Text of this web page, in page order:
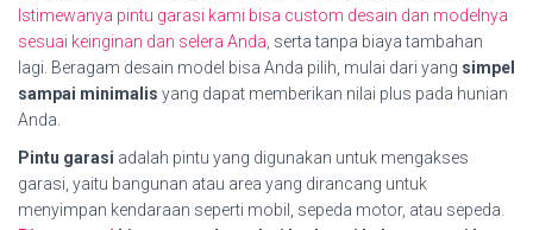
Istimewanya pintu garasi kami bisa custom desain dan modelnya
sesuai keinginan dan selera Anda, serta tanpa biaya tambahan
lagi. Beragam desain model bisa Anda pilih, mulai dari yang simpel
sampai minimalis yang dapat memberikan nilai plus pada hunian
Anda.
Pintu garasi adalah pintu yang digunakan untuk mengakses
garasi, yaitu bangunan atau area yang dirancang untuk
menyimpan kendaraan seperti mobil, sepeda motor, atau sepeda.